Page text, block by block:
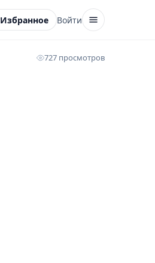
Избранное Войти
727 просмотров